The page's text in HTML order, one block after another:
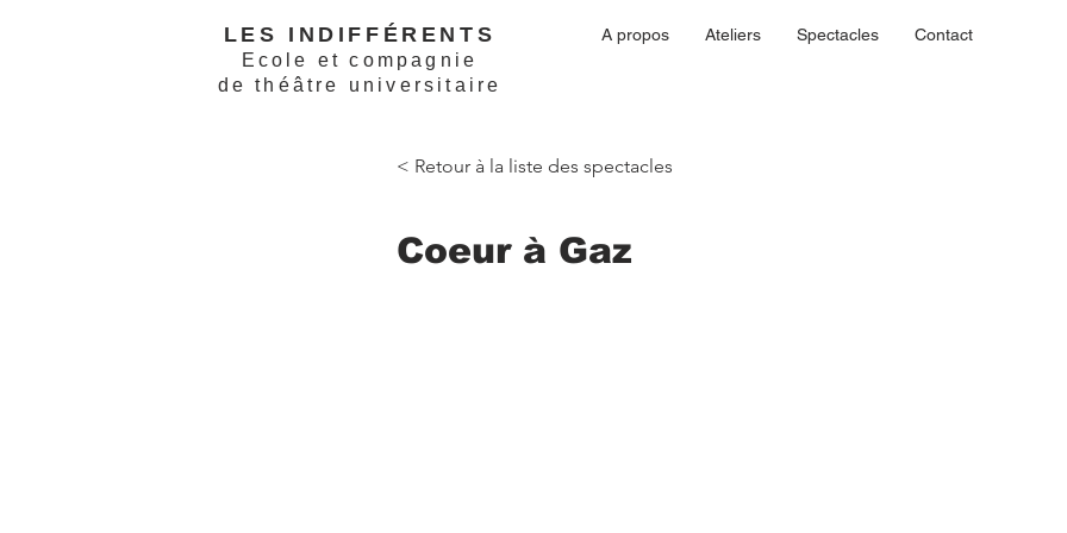
LES INDIFFÉRENTS
Ecole et compagnie
de théâtre universitaire
A propos Ateliers Spectacles Contact
< Retour à la liste des spectacles
Coeur à Gaz